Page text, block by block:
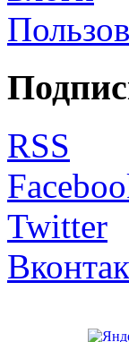
RSS
Twitter